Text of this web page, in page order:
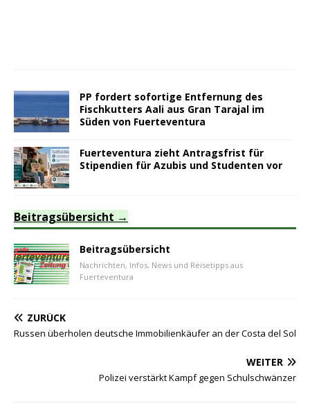
PP fordert sofortige Entfernung des
Fischkutters Aali aus Gran Tarajal im
Süden von Fuerteventura
Fuerteventura zieht Antragsfrist für
Stipendien für Azubis und Studenten vor
Beitragsübersicht
Beitragsübersicht
Nachrichten, Infos, News und Reisetipps aus
Fuerteventura
ZURÜCK
Russen überholen deutsche Immobilienkäufer an der Costa del Sol
WEITER
Polizei verstärkt Kampf gegen Schulschwänzer